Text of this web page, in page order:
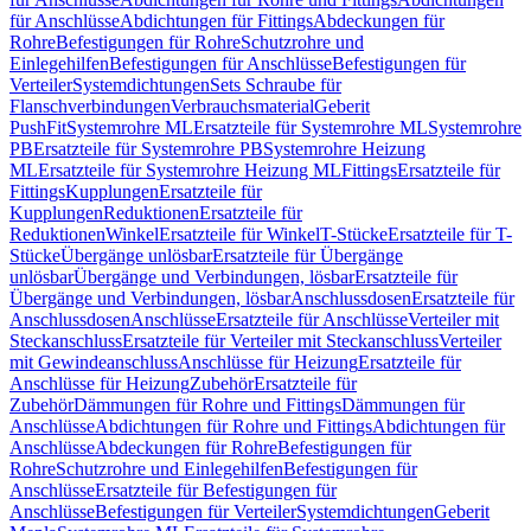
für AnschlüsseAbdichtungen für FittingsAbdeckungen für
RohreBefestigungen für RohreSchutzrohre und
EinlegehilfenBefestigungen für AnschlüsseBefestigungen für
VerteilerSystemdichtungenSets Schraube für
FlanschverbindungenVerbrauchsmaterialGeberit
PushFitSystemrohre MLErsatzteile für Systemrohre MLSystemrohre
PBErsatzteile für Systemrohre PBSystemrohre Heizung
MLErsatzteile für Systemrohre Heizung MLFittingsErsatzteile für
FittingsKupplungenErsatzteile für
KupplungenReduktionenErsatzteile für
ReduktionenWinkelErsatzteile für WinkelT-StückeErsatzteile für T-
StückeÜbergänge unlösbarErsatzteile für Übergänge
unlösbarÜbergänge und Verbindungen, lösbarErsatzteile für
Übergänge und Verbindungen, lösbarAnschlussdosenErsatzteile für
AnschlussdosenAnschlüsseErsatzteile für AnschlüsseVerteiler mit
SteckanschlussErsatzteile für Verteiler mit SteckanschlussVerteiler
mit GewindeanschlussAnschlüsse für HeizungErsatzteile für
Anschlüsse für HeizungZubehörErsatzteile für
ZubehörDämmungen für Rohre und FittingsDämmungen für
AnschlüsseAbdichtungen für Rohre und FittingsAbdichtungen für
AnschlüsseAbdeckungen für RohreBefestigungen für
RohreSchutzrohre und EinlegehilfenBefestigungen für
AnschlüsseErsatzteile für Befestigungen für
AnschlüsseBefestigungen für VerteilerSystemdichtungenGeberit